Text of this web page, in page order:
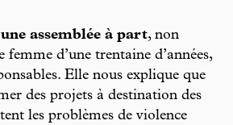
assemblée à part, non
femme d’une trentaine d’années,
Elle nous explique que
des projets à destination des
les problèmes de violence